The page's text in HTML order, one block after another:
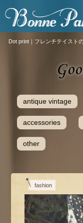
Dot print｜フレンチテイスト
antique vintage
accessories
other
fashion